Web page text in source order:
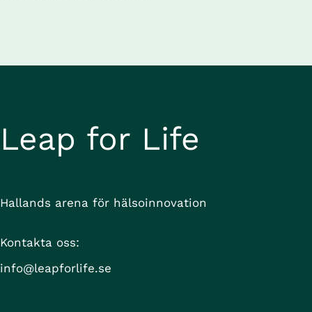
forskningsprofil inom informationsdriven vård
Leap for Life
Hallands arena för hälsoinnovation
Kontakta oss:
info@leapforlife.se